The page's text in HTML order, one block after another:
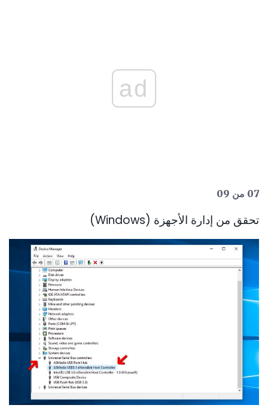
ad
07 من 09
تحقق من إدارة الأجهزة (Windows)